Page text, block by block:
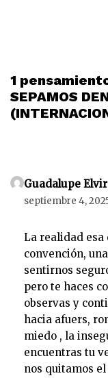
1
SEPAMOS
Guadalupe
septiembre 4,
La realidad esa
convención,
sentirnos
pero te haces
observas y
hacia afuers,
miedo , la
encuentras tu
nos quitamos